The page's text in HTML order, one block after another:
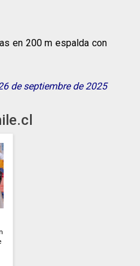
en 200 m espalda con
de septiembre de 2025